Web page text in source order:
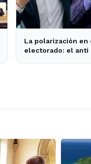
La polarización en
electorado: el anti